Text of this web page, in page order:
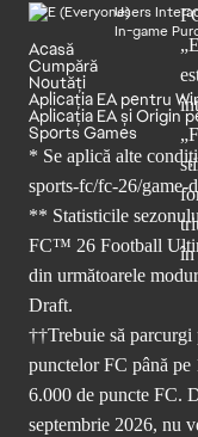
Users
In-game
Acasă
Cumpără
Noutăți
Aplicația EA pentru
Aplicația EA și Origin
Sports Games
* Se aplică alte
sports-fc/fc-26/game-
** Statisticile
FC™ 26 Football
din următoarele
Draft.
††Trebuie să
punctelor FC până
6.000 de puncte FC.
septembrie 2026, nu